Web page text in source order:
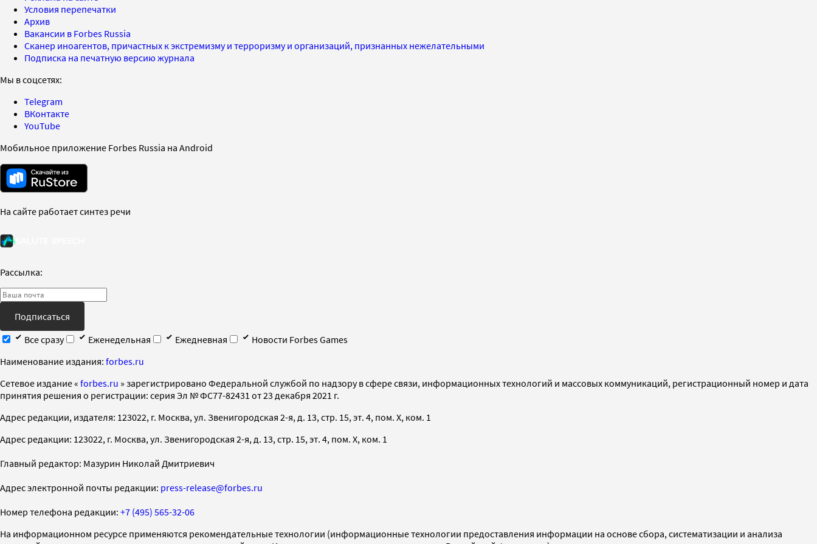
Условия перепечатки
Архив
Вакансии в Forbes Russia
Сканер иноагентов, причастных к экстремизму и терроризму и организаций, признанных нежелательными
Подписка на печатную версию журнала
Мы в соцсетях:
Telegram
ВКонтакте
YouTube
Мобильное приложение Forbes Russia на Android
На сайте работает синтез речи
Рассылка:
Подписаться
Все сразу
Еженедельная Ежедневная
Новости Forbes Games
Наименование издания: forbes.ru
Cетевое издание « forbes.ru » зарегистрировано Федеральной службой по надзору в сфере связи, информационных технологий и массовых коммуникаций, регистрационный номер и дата
принятия решения о регистрации: серия Эл № ФС77-82431 от 23 декабря 2021 г.
Адрес редакции, издателя: 123022, г. Москва, ул. Звенигородская 2-я, д. 13, стр. 15, эт. 4, пом. X, ком. 1
Адрес редакции: 123022, г. Москва, ул. Звенигородская 2-я, д. 13, стр. 15, эт. 4, пом. X, ком. 1
Главный редактор: Мазурин Николай Дмитриевич
Адрес электронной почты редакции: press-release@forbes.ru
Номер телефона редакции: +7 (495) 565-32-06
На информационном ресурсе применяются рекомендательные технологии (информационные технологии предоставления информации на основе сбора, систематизации и анализа